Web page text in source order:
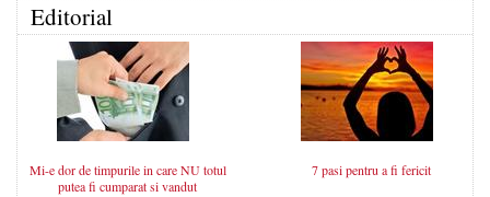
Editorial
Mi-e dor de timpurile in care NU totul
putea fi cumparat si vandut
7 pasi pentru a fi fericit